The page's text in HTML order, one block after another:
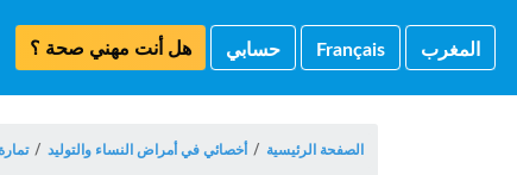
هل أنت مهني صحة ؟ حسابي Français المغرب
الصفحة الرئيسية / أخصائي في أمراض النساء والتوليد /